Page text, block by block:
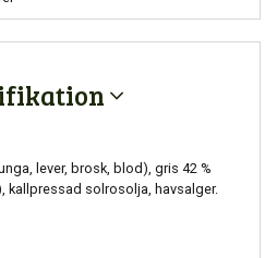
lever, brosk, blod), gris 42 %
kallpressad solrosolja, havsalger.